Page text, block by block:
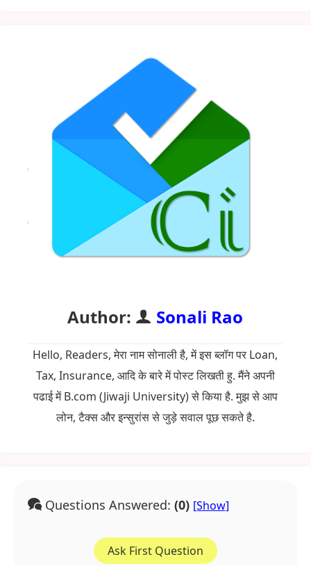
Author: Sonali Rao
Hello, Readers, मेरा नाम सोनाली है, में इस ब्लॉग पर Loan,
Tax, Insurance, आदि के बारे में पोस्ट लिखती हु. मैंने अपनी
पढाई में B.com (Jiwaji University) से किया है. मुझ से आप
लोन, टैक्स और इन्सुरांस से जुड़े सवाल पूछ सकते है.
Questions Answered: (0)
Ask First Question